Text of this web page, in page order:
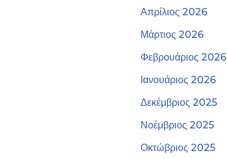
Απρίλιος 2026
Μάρτιος 2026
Φεβρουάριος 2026
Ιανουάριος 2026
Δεκέμβριος 2025
Νοέμβριος 2025
Οκτώβριος 2025